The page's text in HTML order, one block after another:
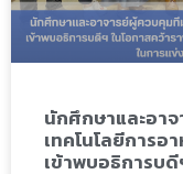
นักศึกษาและอา
เทคโนโลยีการอ
เข้าพบอธิการบดี